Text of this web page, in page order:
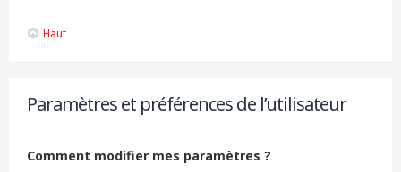
Haut
Paramètres et préférences de l’utilisateur
Comment modifier mes paramètres ?